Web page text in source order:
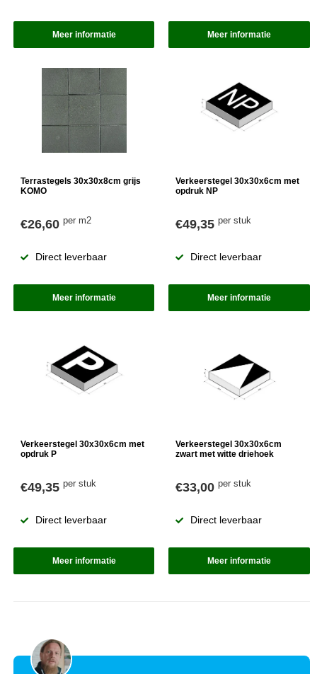
Meer informatie Meer informatie
Terrastegels 30x30x8cm grijs
KOMO
€26,60 per m2
Direct leverbaar
Meer informatie
Verkeerstegel 30x30x6cm met
opdruk NP
€49,35per stuk
Direct leverbaar
Meer informatie
Verkeerstegel 30x30x6cm met
opdruk P
€49,35 per stuk
Direct leverbaar
Meer informatie
Verkeerstegel 30x30x6cm
zwart met witte driehoek
€33,00per stuk
Direct leverbaar
Meer informatie